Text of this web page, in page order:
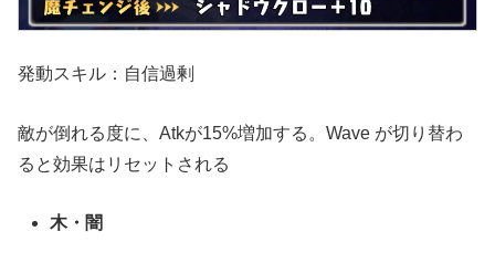
発動スキル：自信過剰
敵が倒れる度に、Atkが15%増加する。Wave が切り替わ
ると効果はリセットされる
木・闇